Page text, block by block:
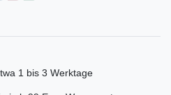
1 bis 3 Werktage